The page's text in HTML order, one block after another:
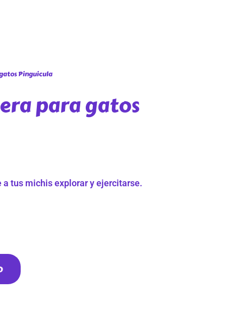
Pinguicula
para gatos
tus michis explorar y ejercitarse.